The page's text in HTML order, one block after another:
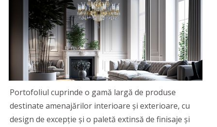
Portofoliul cuprinde o gamă largă de produse
destinate amenajărilor interioare şi exterioare, cu
design de excepție și o paletă extinsă de finisaje și